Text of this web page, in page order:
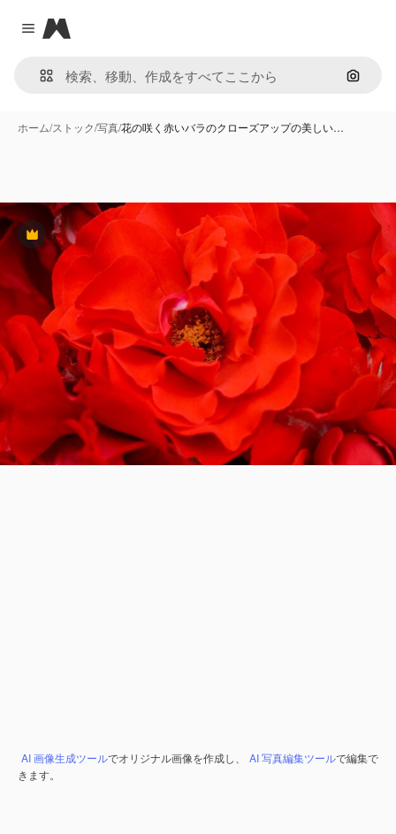
Close menu
Magnific
画像で
ホーム/ストック/写真/花の咲く赤いバラのクローズアップの美しい…
Premium
AI 画像生成ツールでオリジナル画像を作成し、 AI 写真編集ツールで編集で
きます。